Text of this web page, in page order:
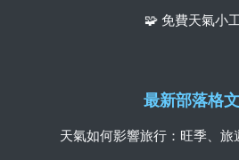
🧩 免費天氣小
最新部落格
天氣如何影響旅行：旺季、旅